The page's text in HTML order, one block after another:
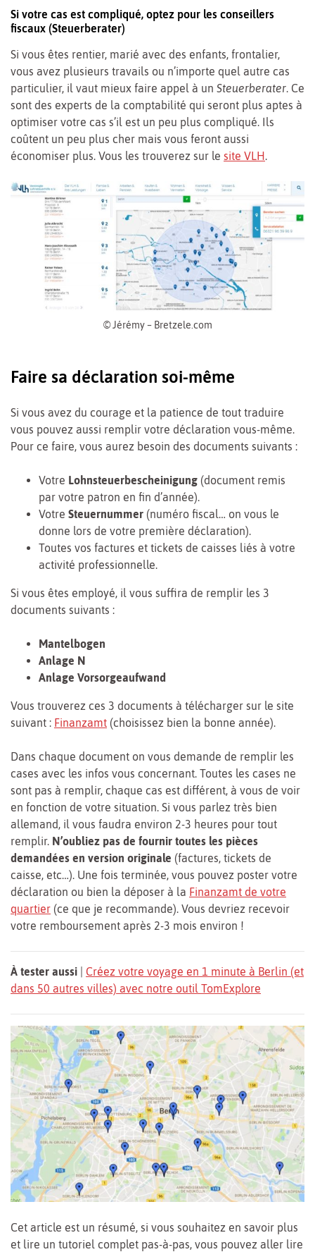
Si votre cas est compliqué, optez pour les conseillers
fiscaux (Steuerberater)
Si vous êtes rentier, marié avec des enfants, frontalier,
vous avez plusieurs travails ou n’importe quel autre cas
particulier, il vaut mieux faire appel à un Steuerberater. Ce
sont des experts de la comptabilité qui seront plus aptes à
optimiser votre cas s’il est un peu plus compliqué. Ils
coûtent un peu plus cher mais vous feront aussi
économiser plus. Vous les trouverez sur le site VLH.
© Jérémy – Bretzele.com
Faire sa déclaration soi-même
Si vous avez du courage et la patience de tout traduire
vous pouvez aussi remplir votre déclaration vous-même.
Pour ce faire, vous aurez besoin des documents suivants :
Votre Lohnsteuerbescheinigung (document remis
par votre patron en fin d’année).
Votre Steuernummer (numéro fiscal… on vous le
donne lors de votre première déclaration).
Toutes vos factures et tickets de caisses liés à votre
activité professionnelle.
Si vous êtes employé, il vous suffira de remplir les 3
documents suivants :
Mantelbogen
Anlage N
Anlage Vorsorgeaufwand
Vous trouverez ces 3 documents à télécharger sur le site
suivant : Finanzamt (choisissez bien la bonne année).
Dans chaque document on vous demande de remplir les
cases avec les infos vous concernant. Toutes les cases ne
sont pas à remplir, chaque cas est différent, à vous de voir
en fonction de votre situation. Si vous parlez très bien
allemand, il vous faudra environ 2-3 heures pour tout
remplir. N’oubliez pas de fournir toutes les pièces
demandées en version originale (factures, tickets de
caisse, etc…). Une fois terminée, vous pouvez poster votre
déclaration ou bien la déposer à la Finanzamt de votre
quartier (ce que je recommande). Vous devriez recevoir
votre remboursement après 2-3 mois environ !
À tester aussi
Créez votre voyage en 1 minute à Berlin (et
dans 50 autres villes) avec notre outil TomExplore
Cet article est un résumé, si vous souhaitez en savoir plus
et lire un tutoriel complet pas-à-pas, vous pouvez aller lire